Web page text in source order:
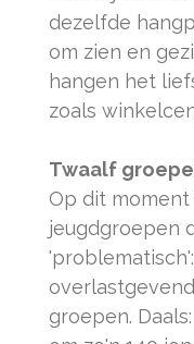
dezelfde
om zien en
hangen het
zoals
Twaalf
Op dit
jeugdgroepen
groepen.